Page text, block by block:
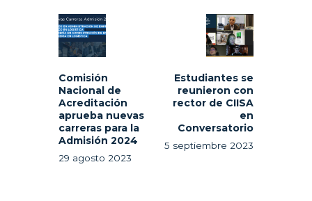
de
entradas
Previous
Comisión
Nacional de
Acreditación
aprueba nuevas
carreras para la
Admisión 2024
29 agosto 2023
Estudiantes se
reunieron con
rector de CIISA
en
Conversatorio
5 septiembre 2023